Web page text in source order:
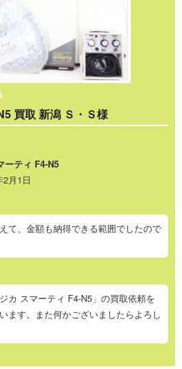
買取 新潟 Ｓ・Ｓ様
ーティ F4-N5
月1日
て、金額も納得できる範囲でしたので
カ スマーティ F4-N5」の買取依頼を
ます。また何かございましたらよろし